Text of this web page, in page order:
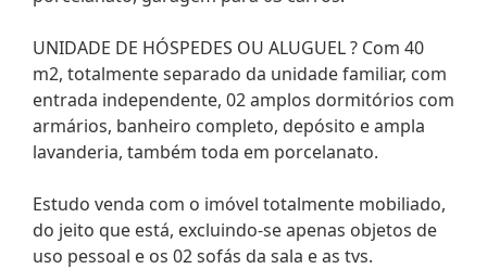
UNIDADE DE HÓSPEDES OU ALUGUEL ? Com 40
m2, totalmente separado da unidade familiar, com
entrada independente, 02 amplos dormitórios com
armários, banheiro completo, depósito e ampla
lavanderia, também toda em porcelanato.
Estudo venda com o imóvel totalmente mobiliado,
do jeito que está, excluindo-se apenas objetos de
uso pessoal e os 02 sofás da sala e as tvs.